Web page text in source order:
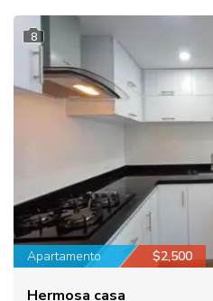
8
Apartamento $2,500
Hermosa casa